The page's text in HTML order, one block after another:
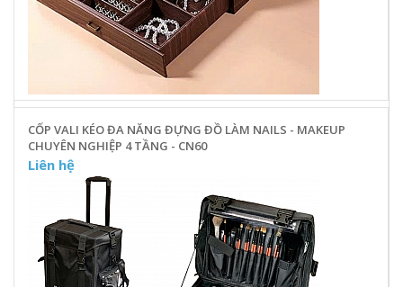
CỐP VALI KÉO ĐA NĂNG ĐỰNG ĐỒ LÀM NAILS - MAKEUP
CHUYÊN NGHIỆP 4 TẦNG - CN60
Liên hệ